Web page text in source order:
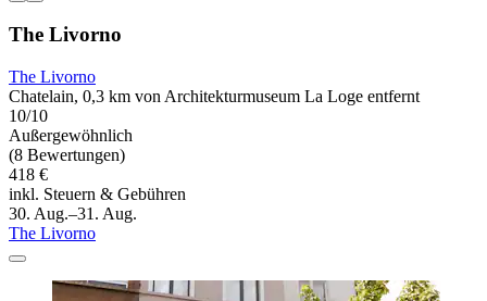
The Livorno
The Livorno
Chatelain, 0,3 km von Architekturmuseum La Loge entfernt
10/10
Außergewöhnlich
(8 Bewertungen)
418 €
inkl. Steuern & Gebühren
30. Aug.–31. Aug.
The Livorno